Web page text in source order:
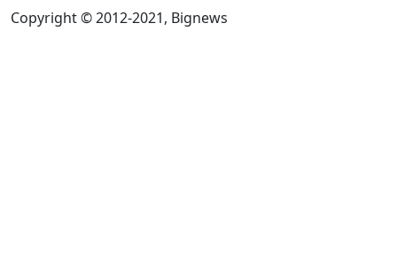
Copyright © 2012-2021, Bignews